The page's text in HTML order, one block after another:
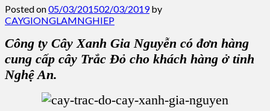
Posted on05/03/201502/03/2019by
CAYGIONGLAMNGHIEP
Công ty Cây Xanh Gia Nguyễn có đơn hàng
cung cấp cây Trắc Đỏ cho khách hàng ở tỉnh
Nghệ An.